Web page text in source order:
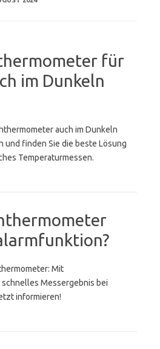
für
im Dunkeln
auch im Dunkeln
und finden Sie die beste Lösung
Temperaturmessen.
Mit
Messergebnis bei
informieren!